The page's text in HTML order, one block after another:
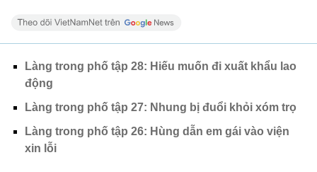
Làng trong phố tập 28: Hiếu muốn đi xuất khẩu lao
động
Làng trong phố tập 27: Nhung bị đuổi khỏi xóm trọ
Làng trong phố tập 26: Hùng dẫn em gái vào viện
xin lỗi